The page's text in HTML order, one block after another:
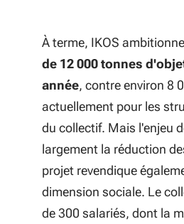
À terme, IKOS
de 12 000 tonnes
année, contre environ 8
actuellement pour les
du collectif. Mais l'enjeu
largement la réduction
projet revendique
dimension sociale. Le
de 300 salariés, dont la